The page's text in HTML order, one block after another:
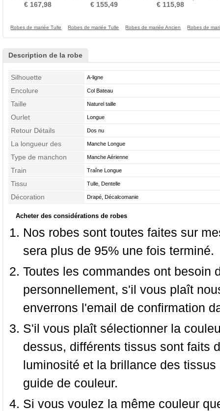
Royal Salle Exquisite
€ 167,98
Col de chemise t
€ 155,49
ligne Triangle Inversé
€ 115,98
Robes de mariée Tulle Robes de mariée Tulle Robes de mariée Ancien Robes de
Description de la robe
Silhouette A-ligne
Encolure Col Bateau
Taille Naturel taille
Ourlet Longue
Retour Détails Dos nu
La longueur des
manches
Manche Longue
Type de manchon Manche Aérienne
Train Traîne Longue
Tissu Tulle, Dentelle
Décoration Drapé, Décalcomanie
Acheter des considérations de robes
Nos robes sont toutes faites sur
sera plus de 95% une fois terminé.
Toutes les commandes ont besoin
personnellement, s'il vous plaît
enverrons l'email de confirmation
S'il vous plaît sélectionner la
dessus, différents tissus sont faits
luminosité et la brillance des
guide de couleur.
Si vous voulez la même couleur